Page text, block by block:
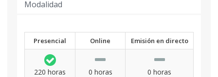
Modalidad
Presencial Online Emisión en directo
220 horas 0 horas 0 horas